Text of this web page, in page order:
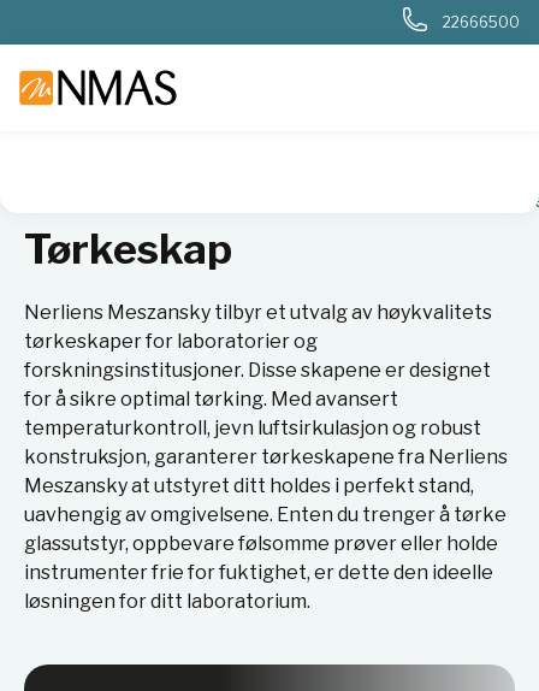
22666500
Varmeskap og
Tørkeskap
Nerliens Meszansky tilbyr et utvalg av høykvalitets
tørkeskaper for laboratorier og
forskningsinstitusjoner. Disse skapene er designet
for å sikre optimal tørking. Med avansert
temperaturkontroll, jevn luftsirkulasjon og robust
konstruksjon, garanterer tørkeskapene fra Nerliens
Meszansky at utstyret ditt holdes i perfekt stand,
uavhengig av omgivelsene. Enten du trenger å tørke
glassutstyr, oppbevare følsomme prøver eller holde
instrumenter frie for fuktighet, er dette den ideelle
løsningen for ditt laboratorium.